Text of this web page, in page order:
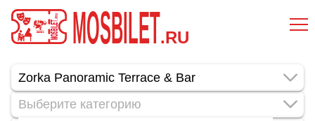
MOSBILET.RU
Выберите категорию